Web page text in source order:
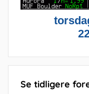
Se tidligere